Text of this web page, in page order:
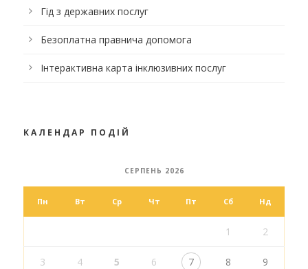
Гід з державних послуг
Безоплатна правнича допомога
Інтерактивна карта інклюзивних послуг
КАЛЕНДАР ПОДІЙ
СЕРПЕНЬ 2026
Пн Вт Ср Чт Пт Сб Нд
1 2
3 4 5 6 7 8 9